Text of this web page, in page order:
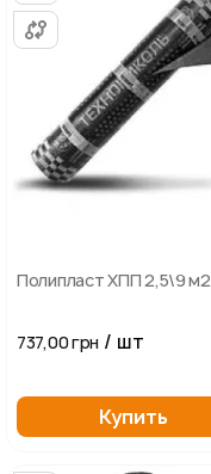
Полипласт ХПП 2,5\9 м2
737,00 грн / шт
Купить